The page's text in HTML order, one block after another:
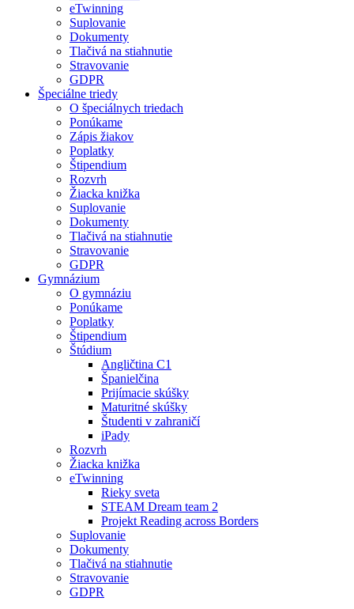
eTwinning
Suplovanie
Dokumenty
Tlačivá na stiahnutie
Stravovanie
GDPR
Špeciálne triedy
O špeciálnych triedach
Ponúkame
Zápis žiakov
Poplatky
Štipendium
Rozvrh
Žiacka knižka
Suplovanie
Dokumenty
Tlačivá na stiahnutie
Stravovanie
GDPR
Gymnázium
O gymnáziu
Ponúkame
Poplatky
Štipendium
Štúdium
Angličtina C1
Španielčina
Prijímacie skúšky
Maturitné skúšky
Študenti v zahraničí
iPady
Rozvrh
Žiacka knižka
eTwinning
Rieky sveta
STEAM Dream team 2
Projekt Reading across Borders
Suplovanie
Dokumenty
Tlačivá na stiahnutie
Stravovanie
GDPR